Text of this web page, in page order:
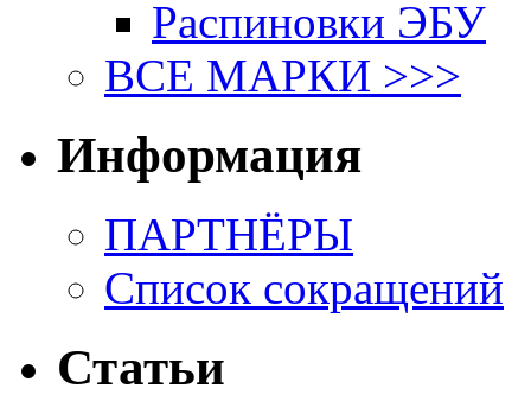
Распиновки ЭБУ
ВСЕ МАРКИ >>>
Информация
ПАРТНЁРЫ
Список сокращений
Статьи